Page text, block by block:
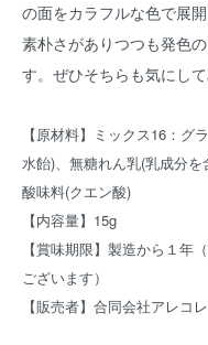
の面をカラフルな色で展開
素朴さがありつつも発色
す。ぜひそちらも気にし
【原材料】ミックス16：グ
水飴)、無糖れん乳(乳成分を
酸味料(クエン酸)
【内容量】15g
【賞味期限】製造から１年
ございます）
【販売者】合同会社アレ